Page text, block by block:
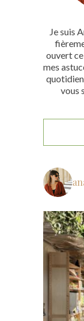
Je suis
ouvert
mes
vous